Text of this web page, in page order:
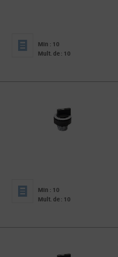
Min : 10
Mult. de : 10
Min : 10
Mult. de : 10